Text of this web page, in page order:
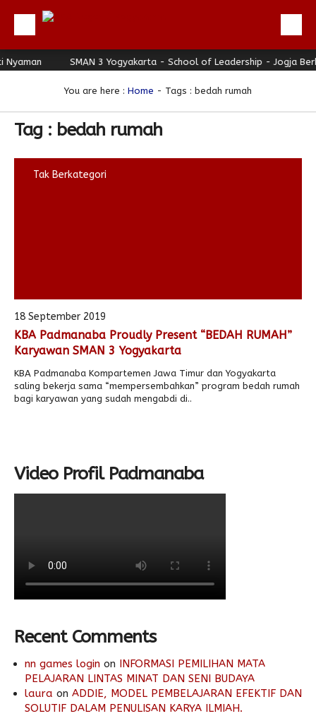
Beranda
Berita
Direktori
PPDB
Alumni
SMAN 3 Yogyakarta - School of Leadership - Jogja
You are here : Home - Tags : bedah rumah
Tag : bedah rumah
Tak Berkategori
18 September 2019
KBA Padmanaba Proudly Present “BEDAH RUMAH”
Karyawan SMAN 3 Yogyakarta
KBA Padmanaba Kompartemen Jawa Timur dan Yogyakarta
saling bekerja sama “mempersembahkan” program bedah rumah
bagi karyawan yang sudah mengabdi di..
Video Profil Padmanaba
Recent Comments
nn games login on INFORMASI PEMILIHAN MATA
PELAJARAN LINTAS MINAT DAN SENI BUDAYA
laura on ADDIE, MODEL PEMBELAJARAN EFEKTIF DAN
SOLUTIF DALAM PENULISAN KARYA ILMIAH.